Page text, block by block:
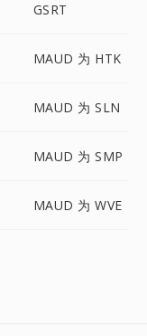
GSRT
MAUD 为 HTK
MAUD 为 SLN
MAUD 为 SMP
MAUD 为 WVE